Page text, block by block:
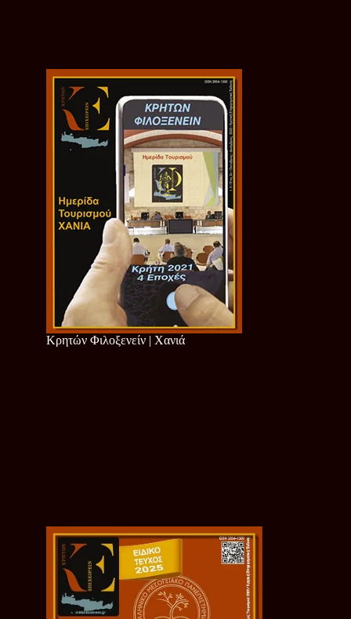
Κρητών Φιλοξενείν | Χανιά